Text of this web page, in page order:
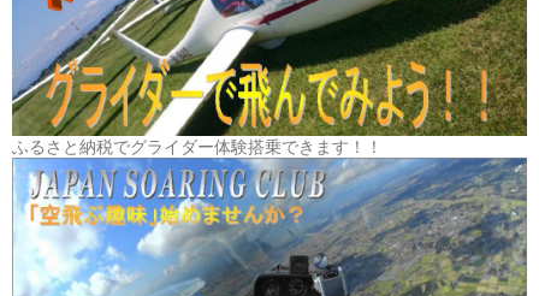
ふるさと納税でグライダー体験搭乗できます！！